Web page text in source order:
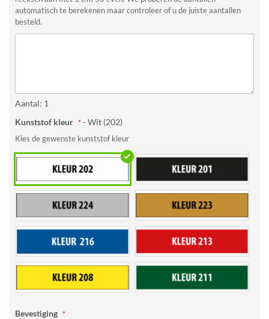
automatisch te berekenen maar controleer of u de juiste aantallen
besteld.
Aantal: 1
Kunststof kleur
- Wit (202)
Kies de gewenste kunststof kleur
Bevestiging